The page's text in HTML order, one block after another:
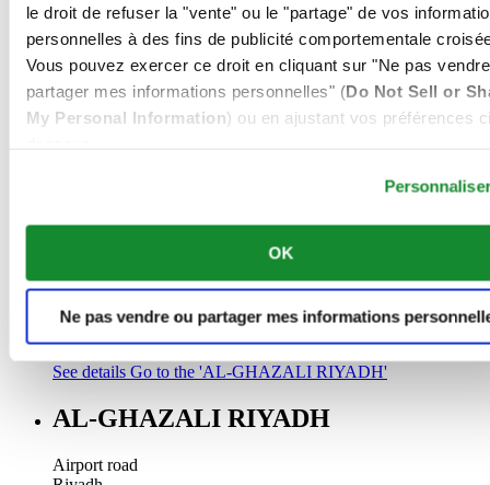
le droit de refuser la "vente" ou le "partage" de vos
personnelles à des fins de publicité comportementale
Vous pouvez exercer ce droit en cliquant sur "Ne pas
partager mes informations personnelles" (Do Not Sell or
My Personal Information) ou en ajustant vos préférences
OK
Ne pas vendre ou partager mes informations
AL-GHAZALI RIYADH
Olaya
Riyadh
Arabie Saoudite
Go to the 'AL-GHAZALI RIYADH'
AL-GHAZALI RIYADH
Riyadh
Arabie Saoudite
See details Go to the 'AL-GHAZALI RIYADH'
AL-GHAZALI RIYADH
Airport road